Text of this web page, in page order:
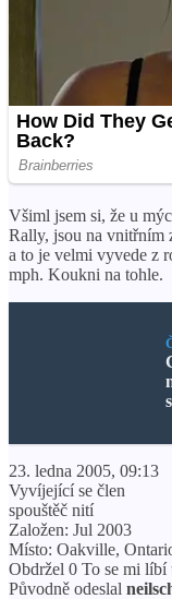
Všiml jsem si, že u
Rally, jsou na vnitřním
a to je velmi vyvede z
mph. Koukni na tohle.
23. ledna 2005, 09:13
Vyvíjející se člen
spouštěč nití
Založen: Jul 2003
Místo: Oakville,
Obdržel 0 To se mi líbí
Původně odeslal